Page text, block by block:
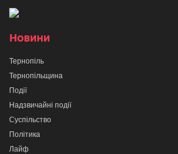
Новини
Тернопіль
Тернопільщина
Події
Надзвичайні події
Суспільство
Політика
Лайф